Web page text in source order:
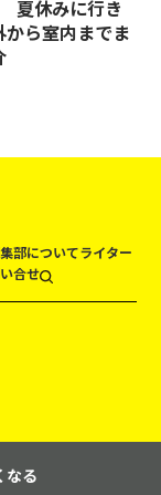
夏休みに行き
から室内までま
部についてライター
合せ
なる